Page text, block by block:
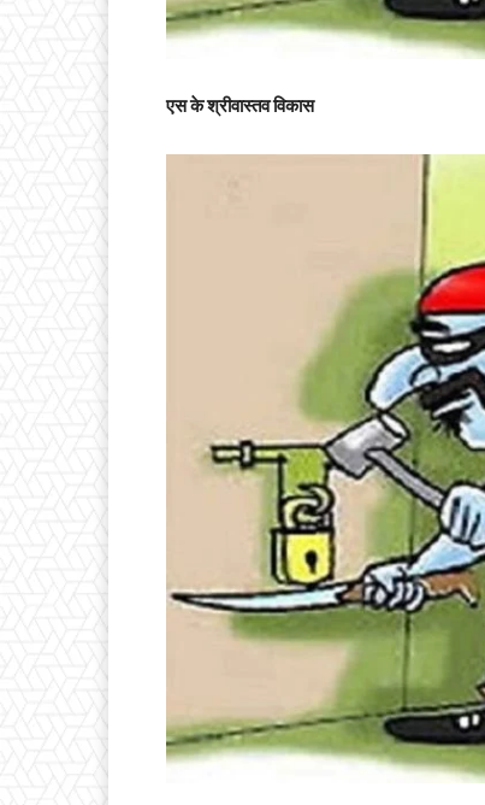
एस के श्रीवास्तव विकास